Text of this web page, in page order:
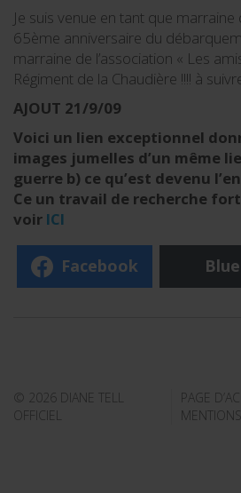
Je suis venue en tant que
65ème anniversaire du
marraine de l’association « Les
Régiment de la Chaudière !!!! à
AJOUT 21/9/09
Voici un lien exceptionnel
images jumelles d’un même
guerre b) ce qu’est devenu
Ce un travail de recherche
voir ICI
Facebook
© 2026 DIANE TELL
OFFICIEL
PAGE